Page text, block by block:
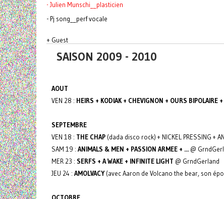
- Julien Munschi__plasticien
- Pj song__perf vocale
+ Guest
SAISON 2009 - 2010
AOUT
VEN 28 : HEIRS + KODIAK + CHEVIGNON + OURS BIPOLAIRE
SEPTEMBRE
VEN 18 : THE CHAP (dada disco rock) + NICKEL PRESSING +
SAM 19 : ANIMALS & MEN + PASSION ARMEE + ... @
MER 23 : SERFS + A WAKE + INFINITE LIGHT @ GrndGerland
JEU 24 : AMOLVACY(avec Aaron de Volcano the bear, son